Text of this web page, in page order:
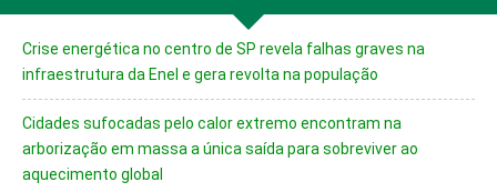
Crise energética no centro de SP revela falhas graves na
infraestrutura da Enel e gera revolta na população
Cidades sufocadas pelo calor extremo encontram na
arborização em massa a única saída para sobreviver ao
aquecimento global